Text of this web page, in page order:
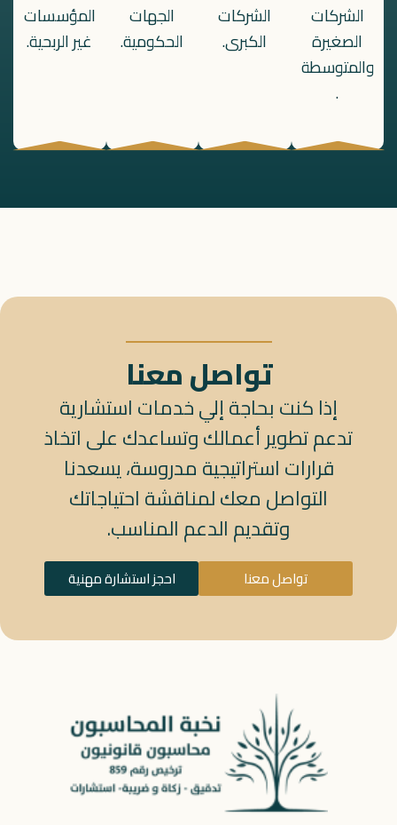
الشركات
الصغيرة
والمتوسطة
.
الشركات
الكبرى.
الجهات
الحكومية.
المؤسسات
غير الربحية.
تواصل معنا
إذا كنت بحاجة إلي خدمات استشارية
تدعم تطوير أعمالك وتساعدك على اتخاذ
قرارات استراتيجية مدروسة، يسعدنا
التواصل معك لمناقشة احتياجاتك
وتقديم الدعم المناسب.
تواصل معنا احجز استشارة مهنية